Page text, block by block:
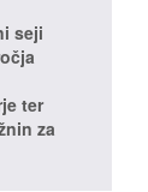
seji
ter
za